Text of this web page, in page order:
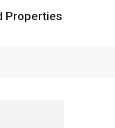
Properties